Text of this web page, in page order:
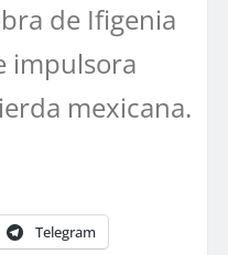
de Ifigenia
impulsora
mexicana.
Telegram